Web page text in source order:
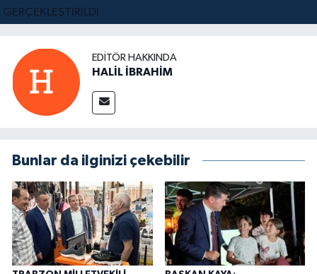
EDITÖR HAKKINDA
HALİL İBRAHİM
Bunlar da ilginizi çekebilir